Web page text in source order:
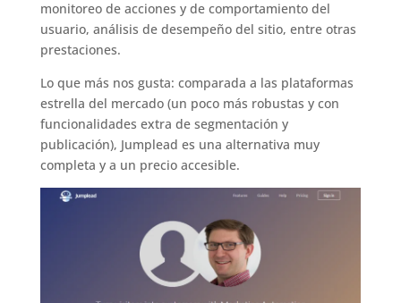
monitoreo de acciones y de comportamiento del
usuario, análisis de desempeño del sitio, entre otras
prestaciones.
Lo que más nos gusta: comparada a las plataformas
estrella del mercado (un poco más robustas y con
funcionalidades extra de segmentación y
publicación), Jumplead es una alternativa muy
completa y a un precio accesible.